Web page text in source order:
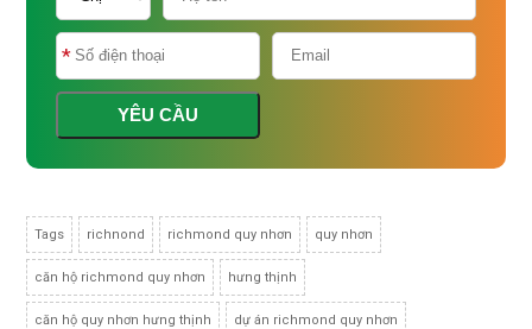
YÊU CẦU
Tags richnond richmond quy nhơn quy nhơn
căn hộ richmond quy nhơn hưng thịnh
căn hộ quy nhơn hưng thịnh dự án richmond quy nhơn